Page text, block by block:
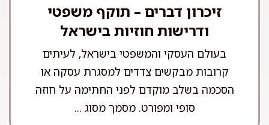
זיכרון דברים – תוקף משפטי
ודרישות חוזיות בישראל
בעולם העסקי והמשפטי בישראל, לעיתים
קרובות מבקשים צדדים למסגרת עסקה או
הסכמה בשלב מוקדם לפני החתימה על חוזה
סופי ומפורט. מסמך מסוג ...